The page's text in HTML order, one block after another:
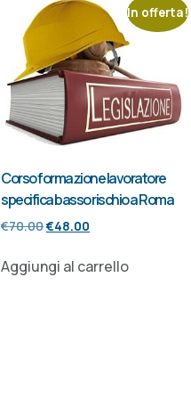
In offerta!
Corso formazione lavoratore
specifica basso rischio a Roma
€70.00€48.00
Aggiungi al carrello